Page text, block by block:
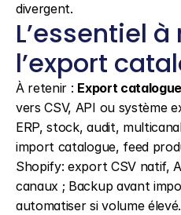
divergent.
L’essentiel
l’export
À retenir : Export catalogue
vers CSV, API ou système
ERP, stock, audit,
import catalogue, feed
Shopify: export CSV natif,
canaux ; Backup avant
automatiser si volume élevé.